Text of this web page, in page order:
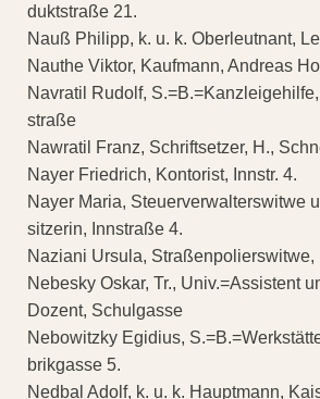
duktstraße 21.
Nauß Philipp, k. u. k. Oberleutnant,
Nauthe Viktor, Kaufmann, Andreas
Navratil Rudolf,
straße
Nawratil Franz, Schriftsetzer, H.,
Nayer Friedrich, Kontorist, Innstr. 4.
Nayer Maria, Steuerverwalterswitwe
sitzerin, Innstraße 4.
Naziani Ursula, Straßenpolierswitwe,
Nebesky Oskar, Tr., Univ.=Assistent
Dozent, Schulgasse
Nebowitzky Egidius,
brikgasse 5.
Nedbal Adolf, k. u. k. Hauptmann,